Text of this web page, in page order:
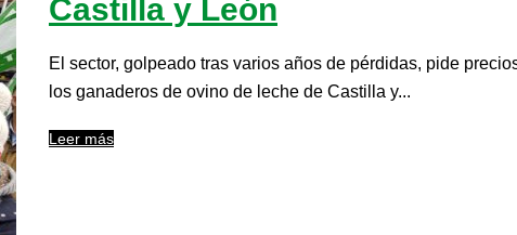
Castilla y León
El sector, golpeado tras varios años de pérdidas, pide
los ganaderos de ovino de leche de Castilla y...
Leer más